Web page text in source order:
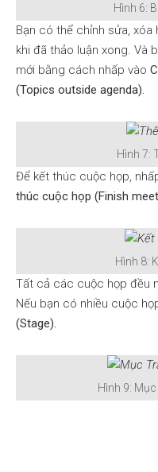
Hình 6:
Bạn có thể chỉnh sửa,
khi đã thảo luận xong. Và
mới bằng cách nhấp vào
(Topics outside agenda).
Hình 7:
Để kết thúc cuộc họp,
thúc cuộc họp (Finish
Hình 8:
Tất cả các cuộc họp đều
Nếu bạn có nhiều cuộc
(Stage).
Hình 9: